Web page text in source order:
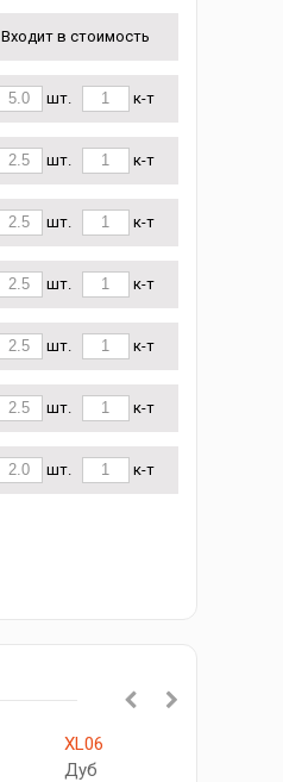
Входит в стоимость
шт. к-т
шт. к-т
шт. к-т
шт. к-т
шт. к-т
шт. к-т
шт. к-т
XL06
Дуб